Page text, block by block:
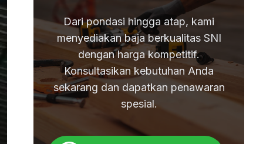
Dari pondasi hingga atap, kami
menyediakan baja berkualitas SNI
dengan harga kompetitif.
Konsultasikan kebutuhan Anda
sekarang dan dapatkan penawaran
spesial.